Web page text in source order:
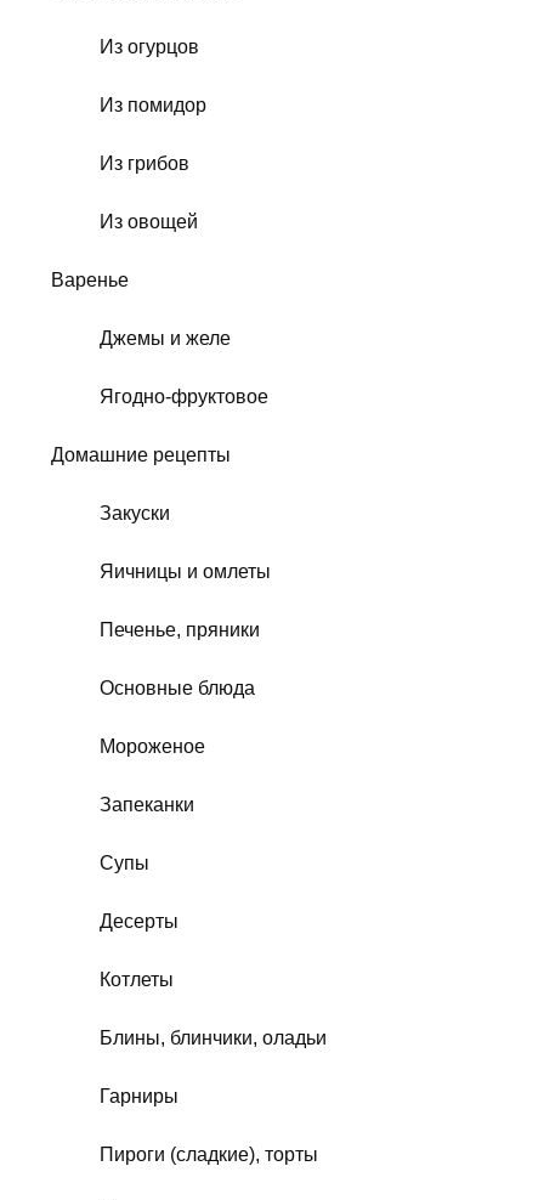
Из огурцов
Из помидор
Из грибов
Из овощей
Варенье
Джемы и желе
Ягодно-фруктовое
Домашние рецепты
Закуски
Яичницы и омлеты
Печенье, пряники
Основные блюда
Мороженое
Запеканки
Супы
Десерты
Котлеты
Блины, блинчики, оладьи
Гарниры
Пироги (сладкие), торты